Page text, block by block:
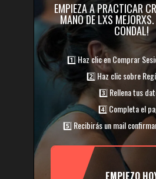
EMPIEZA A PRACTICAR
MANO DE LXS MEJORXS.
CONDAL!
1️⃣ Haz clic en Comprar
2️⃣ Haz clic sobre
3️⃣ Rellena tus
4️⃣ Completa el
5️⃣ Recibirás un mail
EMPIEZO